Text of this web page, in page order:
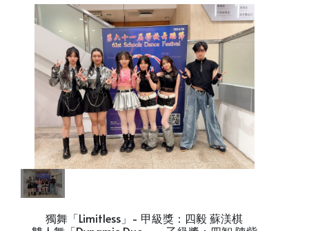
獨舞「Limitless」- 甲級獎：四毅 蘇渼棋